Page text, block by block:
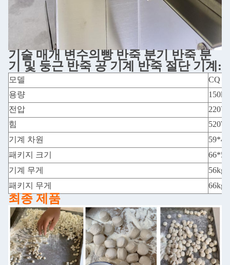
기술 매개 변수의 빵 반죽 분기 반죽 분
기 및 둥근 반죽 공 기계 반죽 절단 기계 :
모델
CQ -
용량
전압
220V
힘
520W
기계 차원
패키지 크기
기계 무게
56kg
패키지 무게
66kg
최종 제품